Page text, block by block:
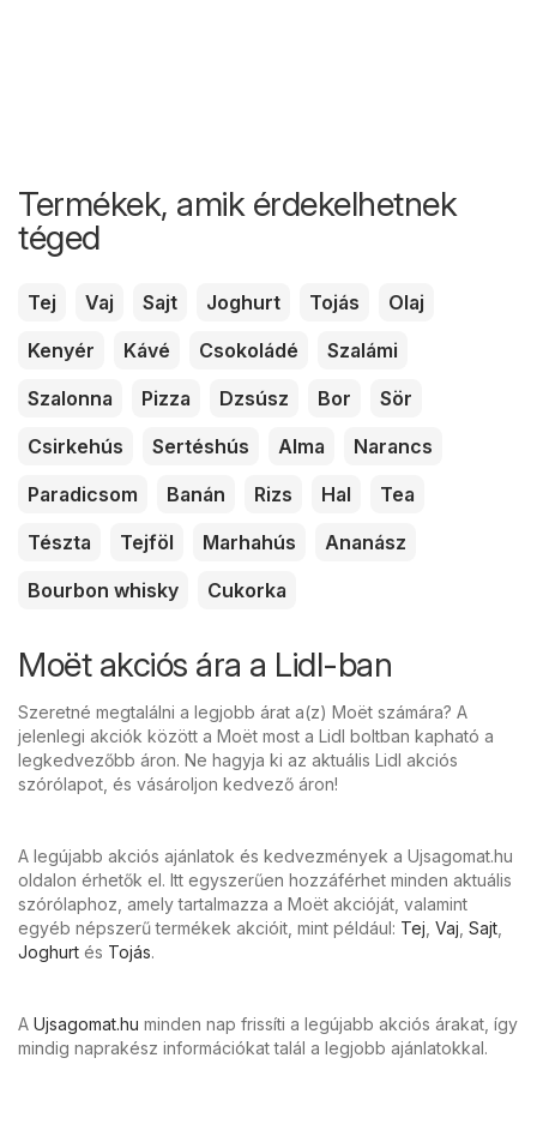
Termékek, amik érdekelhetnek
téged
Tej Vaj Sajt Joghurt Tojás
Olaj
Kenyér
Kávé Csokoládé
Szalámi
Szalonna
Pizza Dzsúsz Bor
Sör
Csirkehús
Sertéshús Alma
Narancs
Paradicsom
Banán Rizs Hal
Tea
Tészta
Tejföl Marhahús
Ananász
Bourbon whisky
Cukorka
Moët akciós ára a Lidl-ban
Szeretné megtalálni a legjobb árat a(z) Moët számára? A
jelenlegi akciók között a Moët most a Lidl boltban kapható a
legkedvezőbb áron. Ne hagyja ki az aktuális Lidl akciós
szórólapot, és vásároljon kedvező áron!
A legújabb akciós ajánlatok és kedvezmények a Ujsagomat.hu
oldalon érhetők el. Itt egyszerűen hozzáférhet minden aktuális
szórólaphoz, amely tartalmazza a Moët akcióját, valamint
egyéb népszerű termékek akcióit, mint például: Tej Vaj Sajt
Joghurt és Tojás.
A Ujsagomat.hu minden nap frissíti a legújabb akciós árakat, így
mindig naprakész információkat talál a legjobb ajánlatokkal.